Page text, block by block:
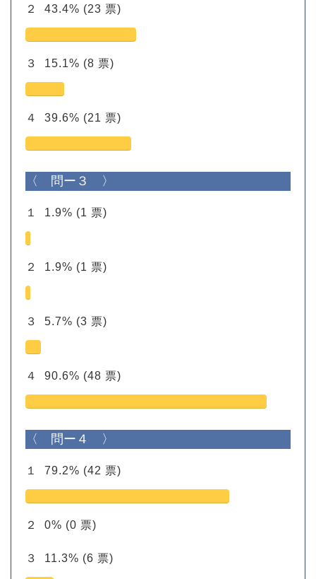
２ 43.4% (23 票)
３ 15.1% (8 票)
４ 39.6% (21 票)
〈 問ー３ 〉
１ 1.9% (1 票)
２ 1.9% (1 票)
３ 5.7% (3 票)
４ 90.6% (48 票)
〈 問ー４ 〉
１ 79.2% (42 票)
２ 0% (0 票)
３ 11.3% (6 票)